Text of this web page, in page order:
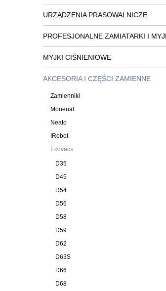
URZĄDZENIA PRASOWALNICZE
PROFESJONALNE ZAMIATARKI I
MYJKI CIŚNIENIOWE
AKCESORIA I CZĘŚCI ZAMIENNE
Zamienniki
Moneual
Neato
IRobot
Ecovacs
D35
D45
D54
D56
D58
D59
D62
D63S
D66
D68